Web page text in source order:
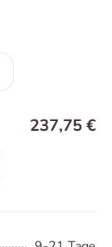
237,75€